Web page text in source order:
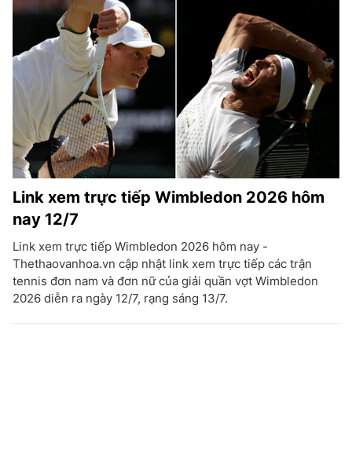
Link xem trực tiếp Wimbledon 2026 hôm
nay 12/7
Link xem trực tiếp Wimbledon 2026 hôm nay -
Thethaovanhoa.vn cập nhật link xem trực tiếp các trận
tennis đơn nam và đơn nữ của giải quần vợt Wimbledon
2026 diễn ra ngày 12/7, rạng sáng 13/7.